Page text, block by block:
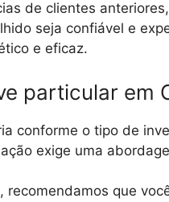
de clientes
seja confiável e
e eficaz.
particular em
conforme o tipo de
exige uma
que